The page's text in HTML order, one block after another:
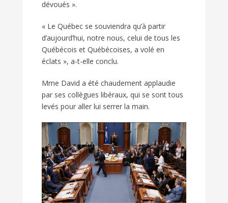
dévoués ».
« Le Québec se souviendra qu’à partir
d’aujourd’hui, notre nous, celui de tous les
Québécois et Québécoises, a volé en
éclats », a-t-elle conclu.
Mme David a été chaudement applaudie
par ses collègues libéraux, qui se sont tous
levés pour aller lui serrer la main.